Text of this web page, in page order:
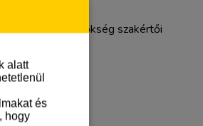
alatt
és
hogy
Ügynökség szakértői